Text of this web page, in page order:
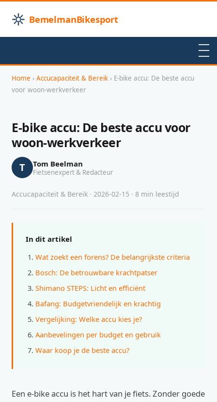
BemelmanBikesport
Home › Accucapaciteit & Bereik › E-bike accu: De beste accu
voor woon-werkverkeer
E-bike accu: De beste accu voor
woon-werkverkeer
T Tom Beelman
Fietsenexpert & Redacteur
Accucapaciteit & Bereik · 2026-02-15 · 8 min leestijd
In dit artikel
Wat zoekt een forens? De belangrijkste criteria
Bosch: De betrouwbare krachtpatser
Shimano STEPS: Licht en efficiënt
Bafang: Budgetvriendelijk en krachtig
Vergelijking: Welke accu kies je?
Aanbevelingen per budget en gebruik
Waar koop je de beste accu?
Een e-bike accu is het hart van je fiets. Zonder goede